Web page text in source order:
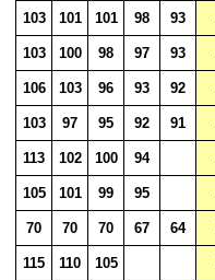
103 101 101 98 93
103 100 98 97 93
106 103 96 93 92
103 97 95 92 91
113 102 100 94
105 101 99 95
70 70 70 67 64
115 110 105